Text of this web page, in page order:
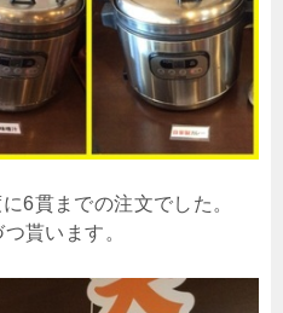
6貫までの注文でした。
貰います。